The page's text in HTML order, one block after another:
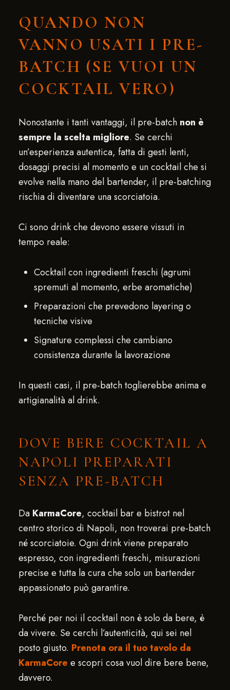
QUANDO NON
VANNO USATI I PRE-
BATCH (SE VUOI UN
COCKTAIL VERO)
Nonostante i tanti vantaggi, il pre-batch non è
sempre la scelta migliore. Se cerchi
un’esperienza autentica, fatta di gesti lenti,
dosaggi precisi al momento e un cocktail che si
evolve nella mano del bartender, il pre-batching
rischia di diventare una scorciatoia.
Ci sono drink che devono essere vissuti in
tempo reale:
Cocktail con ingredienti freschi (agrumi
spremuti al momento, erbe aromatiche)
Preparazioni che prevedono layering o
tecniche visive
Signature complessi che cambiano
consistenza durante la lavorazione
In questi casi, il pre-batch toglierebbe anima e
artigianalità al drink.
DOVE BERE COCKTAIL A
NAPOLI PREPARATI
SENZA PRE-BATCH
Da KarmaCore, cocktail bar e bistrot nel
centro storico di Napoli, non troverai pre-batch
né scorciatoie. Ogni drink viene preparato
espresso, con ingredienti freschi, misurazioni
precise e tutta la cura che solo un bartender
appassionato può garantire.
Perché per noi il cocktail non è solo da bere, è
da vivere. Se cerchi l’autenticità, qui sei nel
posto giusto. Prenota ora il tuo tavolo da
KarmaCore e scopri cosa vuol dire bere bene,
davvero.